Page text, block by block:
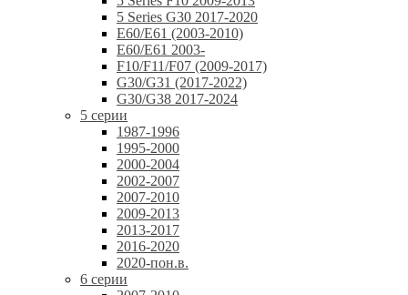
5 Series G30 2017-2020
E60/E61 (2003-2010)
E60/E61 2003-
F10/F11/F07 (2009-2017)
G30/G31 (2017-2022)
G30/G38 2017-2024
5 серии
1987-1996
1995-2000
2000-2004
2002-2007
2007-2010
2009-2013
2013-2017
2016-2020
2020-пон.в.
6 серии